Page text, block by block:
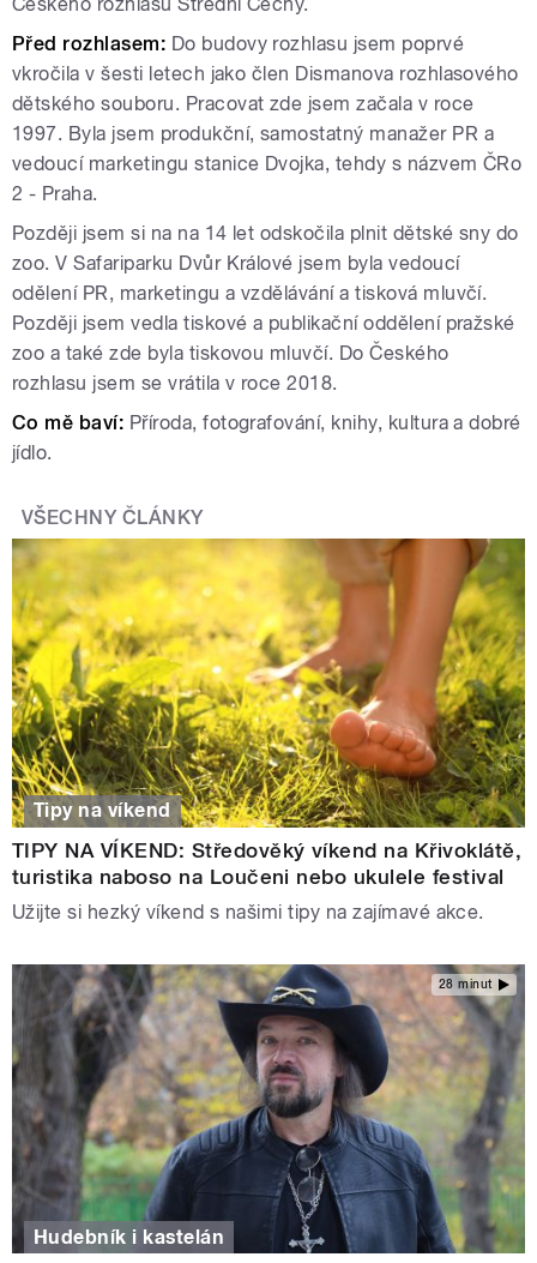
Před rozhlasem: Do budovy rozhlasu jsem poprvé
vkročila v šesti letech jako člen Dismanova rozhlasového
dětského souboru. Pracovat zde jsem začala v roce
1997. Byla jsem produkční, samostatný manažer PR a
vedoucí marketingu stanice Dvojka, tehdy s názvem ČRo
2 - Praha.
Později jsem si na na 14 let odskočila plnit dětské sny do
zoo. V Safariparku Dvůr Králové jsem byla vedoucí
odělení PR, marketingu a vzdělávání a tisková mluvčí.
Později jsem vedla tiskové a publikační oddělení pražské
zoo a také zde byla tiskovou mluvčí. Do Českého
rozhlasu jsem se vrátila v roce 2018.
Co mě baví: Příroda, fotografování, knihy, kultura a dobré
jídlo.
VŠECHNY ČLÁNKY
Tipy na víkend
TIPY NA VÍKEND: Středověký víkend na Křivoklátě,
turistika naboso na Loučeni nebo ukulele festival
Užijte si hezký víkend s našimi tipy na zajímavé akce.
28 minut
Hudebník i kastelán